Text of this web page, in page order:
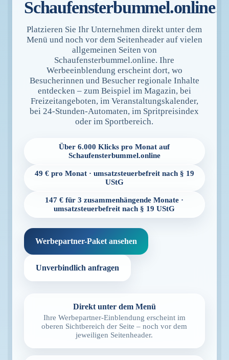
Schaufensterbummel.online.
Platzieren Sie Ihr Unternehmen direkt unter dem
Menü und noch vor dem Seitenheader auf vielen
allgemeinen Seiten von
Schaufensterbummel.online. Ihre
Werbeeinblendung erscheint dort, wo
Besucherinnen und Besucher regionale Inhalte
entdecken – zum Beispiel im Magazin, bei
Freizeitangeboten, im Veranstaltungskalender,
bei 24-Stunden-Automaten, im Spritpreisindex
oder im Sportbereich.
Über 6.000 Klicks pro Monat auf
Schaufensterbummel.online
49 € pro Monat · umsatzsteuerbefreit nach § 19
UStG
147 € für 3 zusammenhängende Monate ·
umsatzsteuerbefreit nach § 19 UStG
Werbepartner-Paket ansehen
Unverbindlich anfragen
Direkt unter dem Menü
Ihre Werbepartner-Einblendung erscheint im
oberen Sichtbereich der Seite – noch vor dem
jeweiligen Seitenheader.